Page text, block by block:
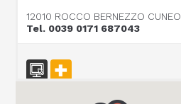
12010 ROCCO BERNEZZO CUNEO
Tel. 0039 0171 687043
CARAVAN SCHIAVOLIN SAS